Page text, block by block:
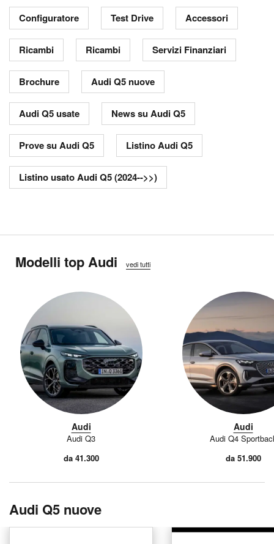
Configuratore Test Drive Accessori
Ricambi Ricambi Servizi Finanziari
Brochure Audi Q5 nuove
Audi Q5 usate News su Audi Q5
Prove su Audi Q5 Listino Audi Q5
Listino usato Audi Q5 (2024-->>)
Modelli top Audi vedi tutti
Audi
Audi Q3
da 41.300
Audi
Audi Q4
da 51.900
Audi Q5 nuove